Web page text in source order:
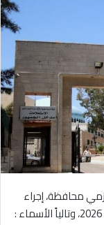
محافظة، إجراء